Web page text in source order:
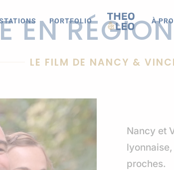
PORTFOLIO À
EN
LE FILM DE NANCY &
Nancy et
proches.